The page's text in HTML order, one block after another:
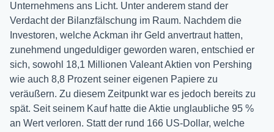
Unternehmens ans Licht. Unter anderem stand der
Verdacht der Bilanzfälschung im Raum. Nachdem die
Investoren, welche Ackman ihr Geld anvertraut hatten,
zunehmend ungeduldiger geworden waren, entschied er
sich, sowohl 18,1 Millionen Valeant Aktien von Pershing
wie auch 8,8 Prozent seiner eigenen Papiere zu
veräußern. Zu diesem Zeitpunkt war es jedoch bereits zu
spät. Seit seinem Kauf hatte die Aktie unglaubliche 95 %
an Wert verloren. Statt der rund 166 US-Dollar, welche